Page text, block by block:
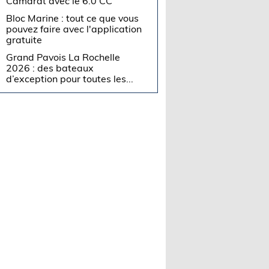
Bloc Marine : tout ce que vous
pouvez faire avec l'application
gratuite
Grand Pavois La Rochelle
2026 : des bateaux
d’exception pour toutes les...